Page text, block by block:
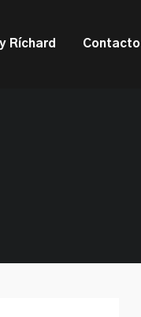
Ríchard Contacto